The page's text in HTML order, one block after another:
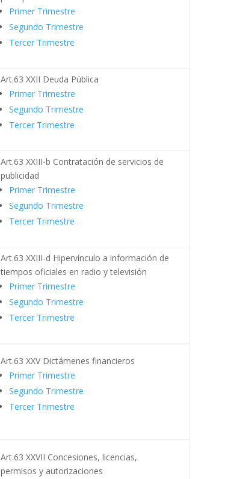
Primer Trimestre
Segundo Trimestre
Tercer Trimestre
Art.63 XXII Deuda Pública
Primer Trimestre
Segundo Trimestre
Tercer Trimestre
Art.63 XXIII-b Contratación de servicios de
publicidad
Primer Trimestre
Segundo Trimestre
Tercer Trimestre
Art.63 XXIII-d Hipervínculo a información de
tiempos oficiales en radio y televisión
Primer Trimestre
Segundo Trimestre
Tercer Trimestre
Art.63 XXV Dictámenes financieros
Primer Trimestre
Segundo Trimestre
Tercer Trimestre
Art.63 XXVII Concesiones, licencias,
permisos y autorizaciones